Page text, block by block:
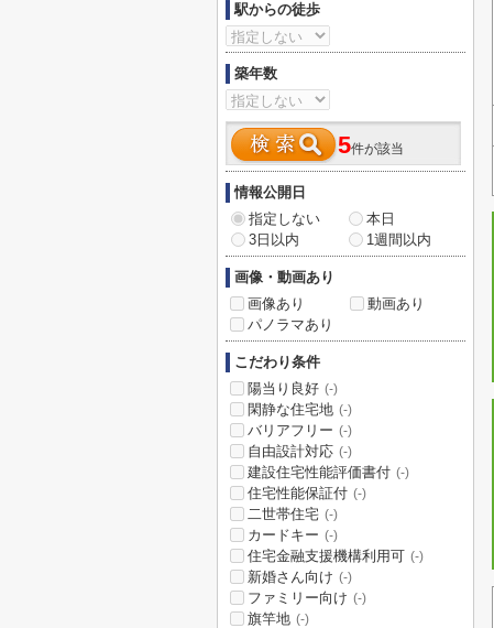
駅からの徒歩
築年数
5件が該当
情報公開日
指定しない
本日
3日以内
1週間以内
画像・動画あり
画像あり
動画あり
パノラマあり
こだわり条件
陽当り良好 (-)
閑静な住宅地 (-)
バリアフリー (-)
自由設計対応 (-)
建設住宅性能評価書付 (-)
住宅性能保証付 (-)
二世帯住宅 (-)
カードキー (-)
住宅金融支援機構利用可 (-)
新婚さん向け (-)
ファミリー向け (-)
旗竿地 (-)